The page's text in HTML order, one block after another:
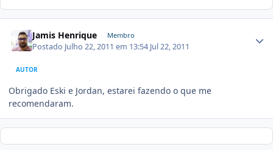
Jamis Henrique Membro
Postado Julho 22, 2011 em 13:54 Jul 22, 2011
AUTOR
Obrigado Eski e Jordan, estarei fazendo o que me
recomendaram.